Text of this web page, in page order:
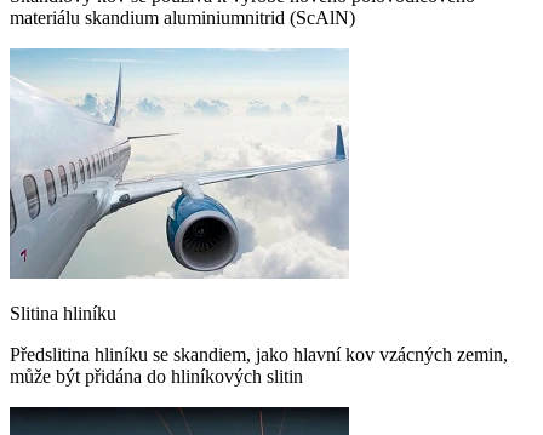
materiálu skandium aluminiumnitrid (ScAlN)
Slitina hliníku
Předslitina hliníku se skandiem, jako hlavní kov vzácných zemin,
může být přidána do hliníkových slitin